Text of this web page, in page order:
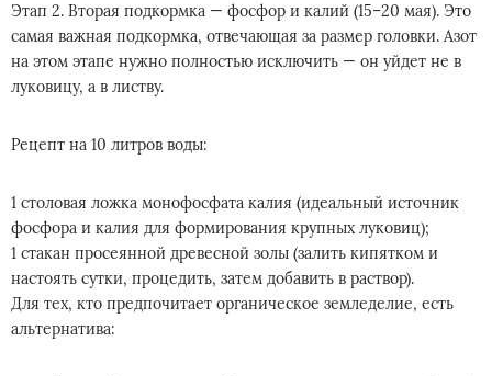
Этап 2. Вторая подкормка — фосфор и калий (15–20 мая). Это
самая важная подкормка, отвечающая за размер головки. Азот
на этом этапе нужно полностью исключить — он уйдет не в
луковицу, а в листву.
Рецепт на 10 литров воды:
1 столовая ложка монофосфата калия (идеальный источник
фосфора и калия для формирования крупных луковиц);
1 стакан просеянной древесной золы (залить кипятком и
настоять сутки, процедить, затем добавить в раствор).
Для тех, кто предпочитает органическое земледелие, есть
альтернатива: